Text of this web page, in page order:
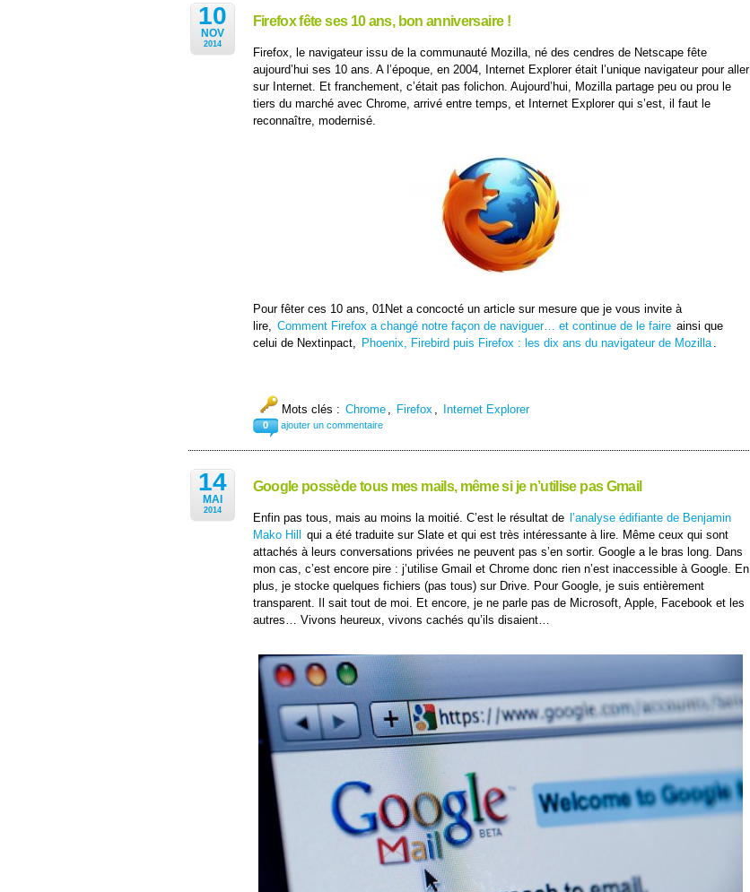
10
NOV
2014
Firefox fête ses 10 ans, bon anniversaire !
Firefox, le navigateur issu de la communauté Mozilla, né des cendres de Netscape fête
aujourd’hui ses 10 ans. A l’époque, en 2004, Internet Explorer était l’unique navigateur pour aller
sur Internet. Et franchement, c’était pas folichon. Aujourd’hui, Mozilla partage peu ou prou le
tiers du marché avec Chrome, arrivé entre temps, et Internet Explorer qui s’est, il faut le
reconnaître, modernisé.
Pour fêter ces 10 ans, 01Net a concocté un article sur mesure que je vous invite à
lire,
Comment Firefox a changé notre façon de naviguer… et continue de le faire ainsi que
celui de Nextinpact,
Phoenix, Firebird puis Firefox : les dix ans du navigateur de Mozilla
Mots clés : Chrome Firefox Internet Explorer
0 ajouter un commentaire
14
MAI
2014
Google possède tous mes mails, même si je n’utilise pas Gmail
Enfin pas tous, mais au moins la moitié. C’est le résultat de l’analyse édifiante de Benjamin
Mako Hill
qui a été traduite sur Slate et qui est très intéressante à lire. Même ceux qui sont
attachés à leurs conversations privées ne peuvent pas s’en sortir. Google a le bras long. Dans
mon cas, c’est encore pire : j’utilise Gmail et Chrome donc rien n’est inaccessible à Google. En
plus, je stocke quelques fichiers (pas tous) sur Drive. Pour Google, je suis entièrement
transparent. Il sait tout de moi. Et encore, je ne parle pas de Microsoft, Apple, Facebook et les
autres… Vivons heureux, vivons cachés qu’ils disaient…